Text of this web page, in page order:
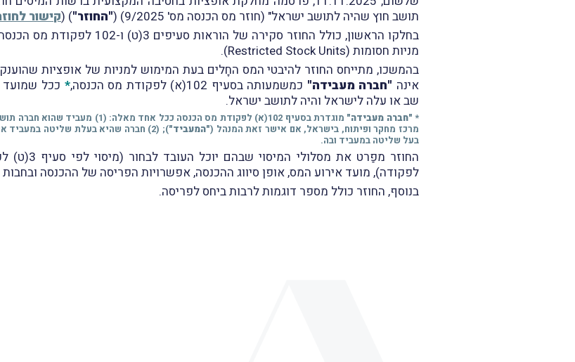
תושב חוץ שהיה לתושב ישראל" (חוזר מס הכנסה מס' 9/2025) (
"החוזר") (קישור
בחלקו הראשון, כולל החוזר סקירה
מניות חסומות (Restricted Stock Units).
בהמשכו, מתייחס החוזר להיבטי המס החָלים בעת המימוש למניות של אופציות
אינה "חברה מעבידה" כמשמעותה בסעיף 102(א) לפקודת מס הכנסה, * ככל שמועד
שב או עלה לישראל והיה לתושב ישראל.
* "חברה מעבידה"
מוגדרת בסעיף 102(א) לפקודת מס
מרכז מחקר ופיתוח, בישראל, אם אישר זאת המנהל ("המעביד"
בעל שליטה במעביד ובה.
לפקודה), מועד אירוע המס, אופן סיווג ההכנסה, אפשרויות הפריסה של ההכנסה
בנוסף, החוזר כולל מספר דוגמות לרבות ביחס לפריסה.